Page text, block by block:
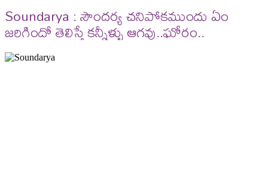
Soundarya : సౌందర్య చనిపోకముందు ఏం
జరిగిందో తెలిస్తే కన్నీళ్ళు ఆగవు..ఘోరం..